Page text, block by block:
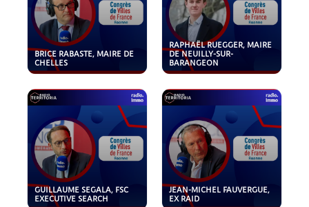
BRICE RABASTE, MAIRE DE
CHELLES
RAPHAËL RUEGGER, MAIRE
DE NEUILLY-SUR-
BARANGEON
GUILLAUME SEGALA, FSC
EXECUTIVE SEARCH
JEAN-MICHEL FAUVERGUE,
EX RAID